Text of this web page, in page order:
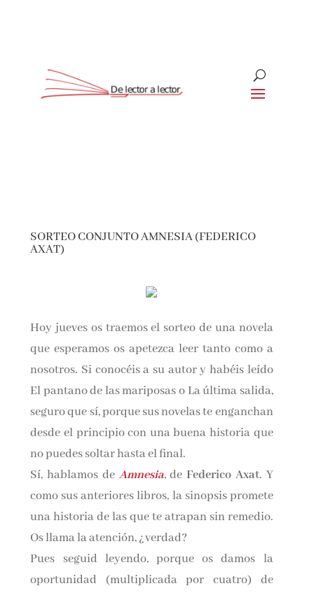
SORTEO CONJUNTO AMNESIA (FEDERICO
AXAT)
Hoy jueves os traemos el sorteo de una novela
que esperamos os apetezca leer tanto como a
nosotros. Si conocéis a su autor y habéis leído
El pantano de las mariposas o La última salida,
seguro que sí, porque sus novelas te enganchan
desde el principio con una buena historia que
no puedes soltar hasta el final.
Sí, hablamos de Amnesia, de Federico Axat. Y
como sus anteriores libros, la sinopsis promete
una historia de las que te atrapan sin remedio.
Os llama la atención, ¿verdad?
Pues seguid leyendo, porque os damos la
oportunidad (multiplicada por cuatro) de
Suscríbete
reseñas directamente en tu bandeja de entrada.
Nombre*
Por favor, acepta lostérminos y condiciones
de privacidad